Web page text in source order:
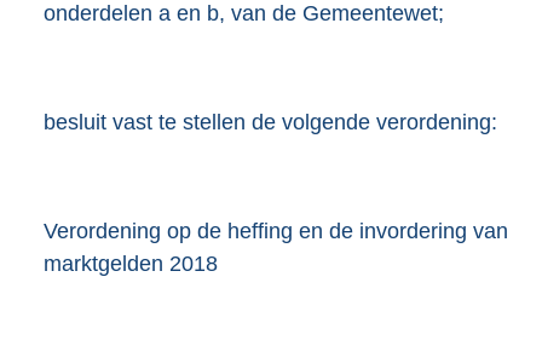
onderdelen a en b, van de Gemeentewet;
besluit vast te stellen de volgende verordening:
Verordening op de heffing en de invordering van
marktgelden 2018